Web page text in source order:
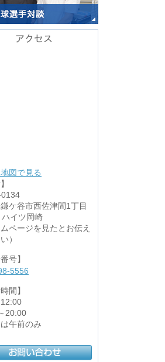
アクセス
図で見る
ケ谷市西佐津間1丁目
イツ岡崎
ムページを見たとお伝え
）
号】
5556
間】
20:00
午前のみ